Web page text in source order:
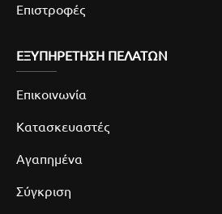
Επιστροφές
ΕΞΥΠΗΡΕΤΗΣΗ ΠΕΛΑΤΩΝ
Επικοινωνία
Κατασκευαστές
Αγαπημένα
Σύγκριση